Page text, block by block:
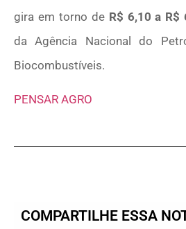
gira em torno de R$ 6,10 a R$
daAgência Nacional do
Biocombustíveis.
PENSAR AGRO
COMPARTILHE ESSA